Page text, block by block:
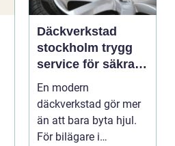
Däckverkstad
stockholm trygg
service för säkra
mil året runt
En modern
däckverkstad gör mer
än att bara byta hjul.
För bilägare i